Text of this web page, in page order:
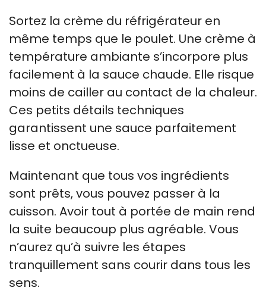
Sortez la crème du réfrigérateur en
même temps que le poulet. Une crème à
température ambiante s’incorpore plus
facilement à la sauce chaude. Elle risque
moins de cailler au contact de la chaleur.
Ces petits détails techniques
garantissent une sauce parfaitement
lisse et onctueuse.
Maintenant que tous vos ingrédients
sont prêts, vous pouvez passer à la
cuisson. Avoir tout à portée de main rend
la suite beaucoup plus agréable. Vous
n’aurez qu’à suivre les étapes
tranquillement sans courir dans tous les
sens.